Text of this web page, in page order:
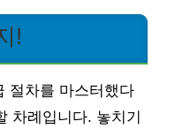
!
절차를 마스터했다
차례입니다. 놓치기